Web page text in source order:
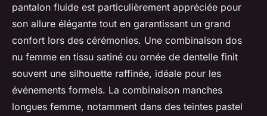
pantalon fluide est particulièrement appréciée pour
son allure élégante tout en garantissant un grand
confort lors des cérémonies. Une combinaison dos
nu femme en tissu satiné ou ornée de dentelle finit
souvent une silhouette raffinée, idéale pour les
événements formels. La combinaison manches
longues femme, notamment dans des teintes pastel